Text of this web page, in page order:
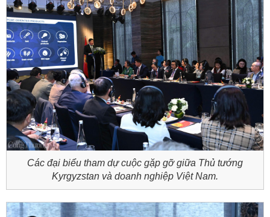
Các đại biểu tham dự cuộc gặp gỡ giữa Thủ tướng
Kyrgyzstan và doanh nghiệp Việt Nam.